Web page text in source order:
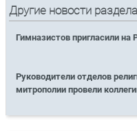
Другие новости раздела
Гимназистов пригласили
Руководители отделов
митрополии провели